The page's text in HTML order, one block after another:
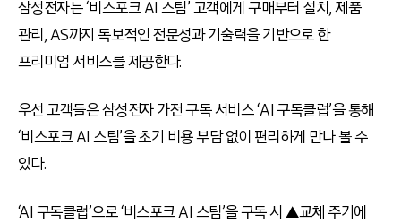
삼성전자는 ‘비스포크 AI 스팀’ 고객에게 구매부터 설치, 제품
관리, AS까지 독보적인 전문성과 기술력을 기반으로 한
프리미엄 서비스를 제공한다.
우선 고객들은 삼성전자 가전 구독 서비스 ‘AI 구독클럽’을 통해
‘비스포크 AI 스팀’을 초기 비용 부담 없이 편리하게 만나 볼 수
있다.
‘AI 구독클럽’으로 ‘비스포크 AI 스팀’을 구독 시 ▲교체 주기에